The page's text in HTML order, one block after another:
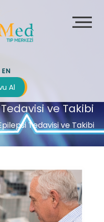
EN
Al
ve Takibi
Tedavisi ve Takibi